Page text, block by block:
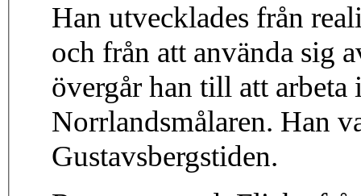
Han utvecklades från
och från att använda sig
övergår han till att arbeta
Norrlandsmålaren. Han
Gustavsbergstiden.